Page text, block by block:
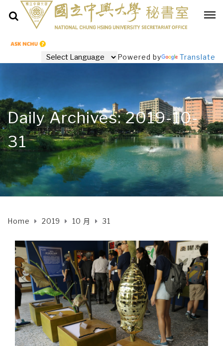
Powered by Translate
Daily Archives: 2019-10-
31
Home 2019 10 月 31